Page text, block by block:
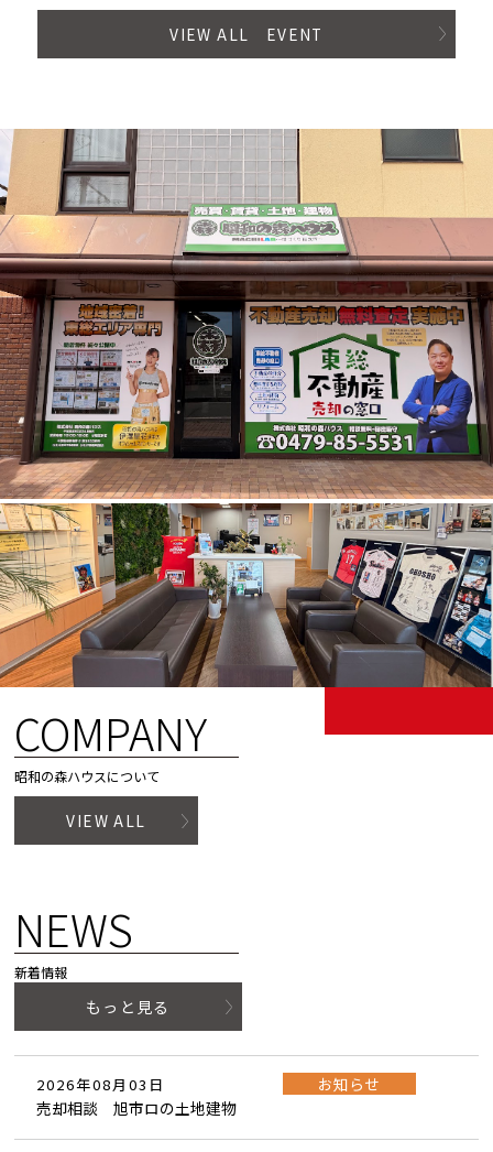
VIEW ALL EVENT
COMPANY
昭和の森ハウスについて
VIEW ALL
NEWS
新着情報
もっと見る
2026年08月03日
お知らせ
売却相談 旭市ロの土地建物